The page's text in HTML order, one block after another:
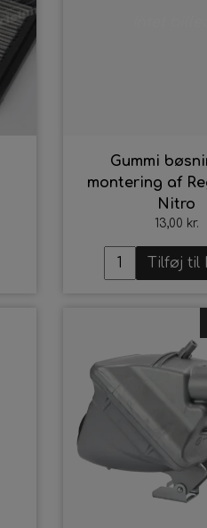
Gummi
montering af
Nitro
13,00 kr.
Tilføj til